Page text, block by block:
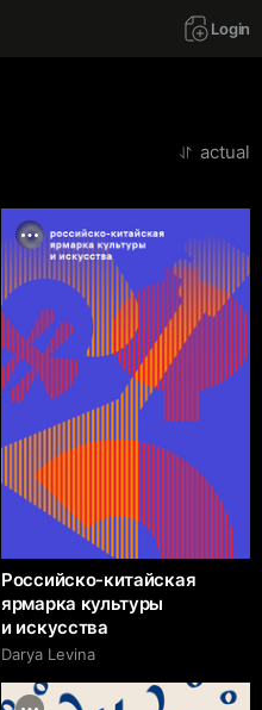
Login
actual
Российско-китайская
ярмарка культуры
и искусства
Darya Levina